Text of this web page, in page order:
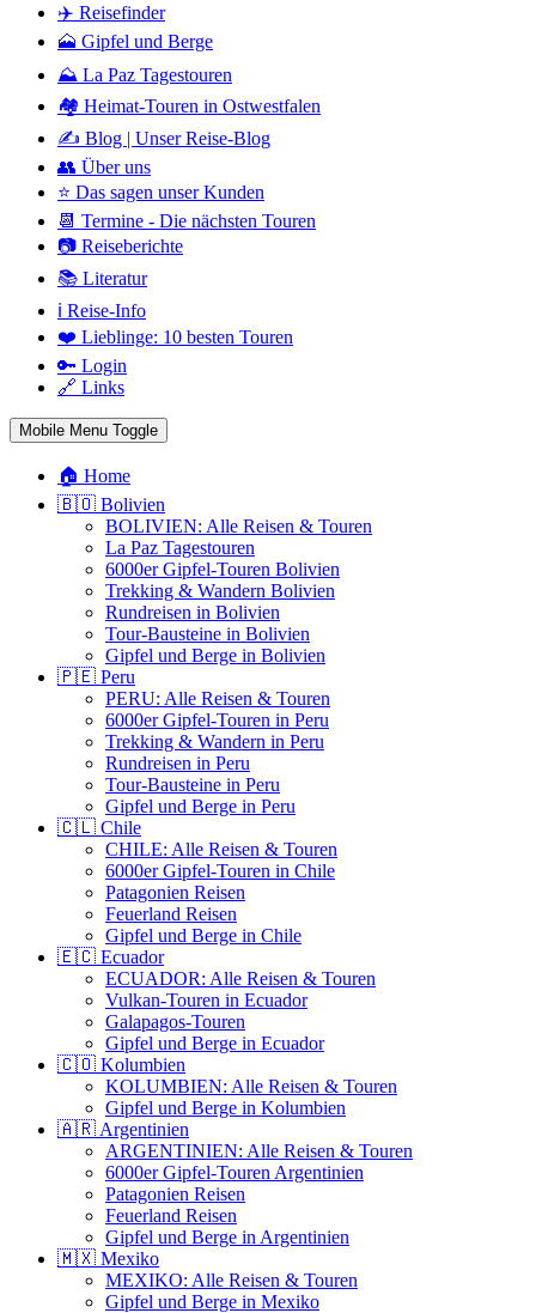
✈️ Reisefinder
🗻 Gipfel und Berge
⛰️ La Paz Tagestouren
🏘️ Heimat-Touren in Ostwestfalen
✍️ Blog | Unser Reise-Blog
👥 Über uns
⭐ Das sagen unser Kunden
📆 Termine - Die nächsten Touren
📷 Reiseberichte
📚 Literatur
ℹ️ Reise-Info
❤️ Lieblinge: 10 besten Touren
🔑 Login
🔗 Links
Mobile Menu Toggle
🏠 Home
🇧🇴 Bolivien
BOLIVIEN: Alle Reisen & Touren
La Paz Tagestouren
6000er Gipfel-Touren Bolivien
Trekking & Wandern Bolivien
Rundreisen in Bolivien
Tour-Bausteine in Bolivien
Gipfel und Berge in Bolivien
🇵🇪 Peru
PERU: Alle Reisen & Touren
6000er Gipfel-Touren in Peru
Trekking & Wandern in Peru
Rundreisen in Peru
Tour-Bausteine in Peru
Gipfel und Berge in Peru
🇨🇱 Chile
CHILE: Alle Reisen & Touren
6000er Gipfel-Touren in Chile
Patagonien Reisen
Feuerland Reisen
Gipfel und Berge in Chile
🇪🇨 Ecuador
ECUADOR: Alle Reisen & Touren
Vulkan-Touren in Ecuador
Galapagos-Touren
Gipfel und Berge in Ecuador
🇨🇴 Kolumbien
KOLUMBIEN: Alle Reisen & Touren
Gipfel und Berge in Kolumbien
🇦🇷 Argentinien
ARGENTINIEN: Alle Reisen & Touren
6000er Gipfel-Touren Argentinien
Patagonien Reisen
Feuerland Reisen
Gipfel und Berge in Argentinien
🇲🇽 Mexiko
MEXIKO: Alle Reisen & Touren
Gipfel und Berge in Mexiko